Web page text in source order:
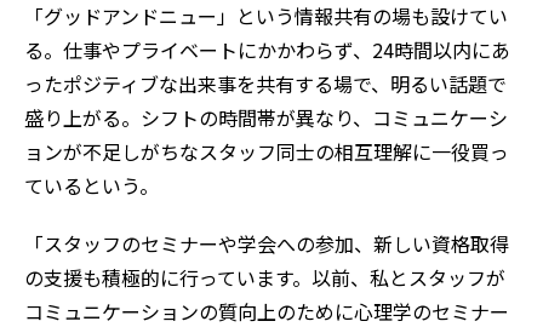
「グッドアンドニュー」という情報共有の場も設けてい
る。仕事やプライベートにかかわらず、24時間以内にあ
ったポジティブな出来事を共有する場で、明るい話題で
盛り上がる。シフトの時間帯が異なり、コミュニケーシ
ョンが不足しがちなスタッフ同士の相互理解に一役買っ
ているという。
「スタッフのセミナーや学会への参加、新しい資格取得
の支援も積極的に行っています。以前、私とスタッフが
コミュニケーションの質向上のために心理学のセミナー